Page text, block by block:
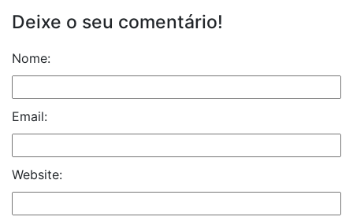
Deixe o seu comentário!
Nome:
Email:
Website: